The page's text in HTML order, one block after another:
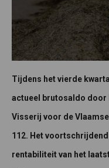
Tijdens het vierde
actueel brutosaldo door
Visserij voor de
112. Het
rentabiliteit van het